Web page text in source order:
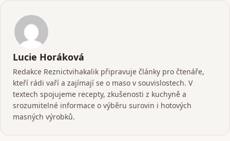
Lucie Horáková
Redakce Reznictvihakalik připravuje články pro čtenáře,
kteří rádi vaří a zajímají se o maso v souvislostech. V
textech spojujeme recepty, zkušenosti z kuchyně a
srozumitelné informace o výběru surovin i hotových
masných výrobků.